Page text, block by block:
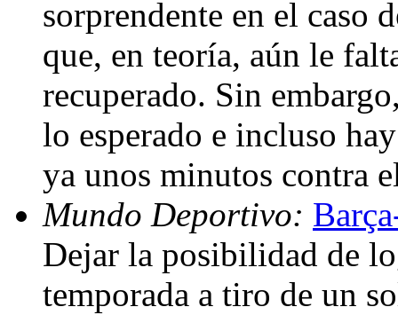
sorprendente en el caso
que, en teoría, aún le
recuperado. Sin
lo esperado e incluso
ya unos minutos contra
Mundo Deportivo:
Dejar la posibilidad de
temporada a tiro de un